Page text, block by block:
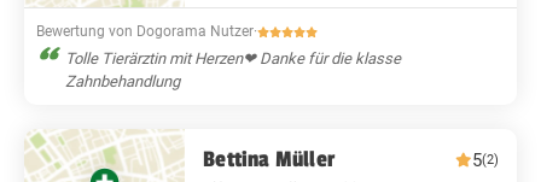
Bewertung von Dogorama Nutzer·
Tolle Tierärztin mit Herzen❤ Danke für die klasse
Zahnbehandlung
Bettina Müller 5(2)